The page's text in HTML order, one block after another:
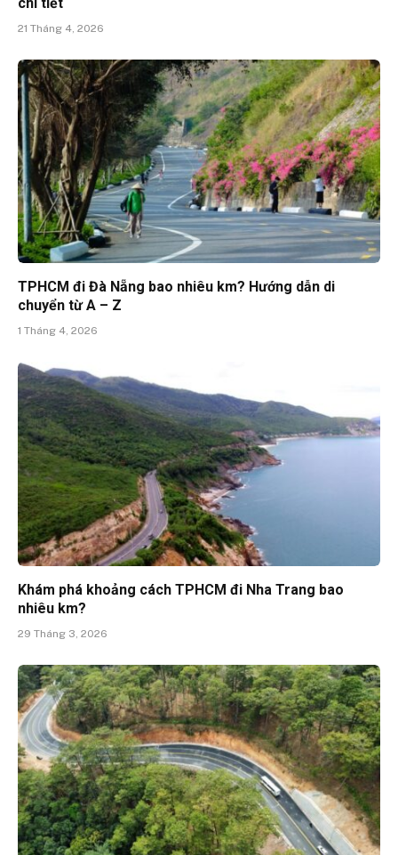
21 Tháng 4, 2026
TPHCM đi Đà Nẵng bao nhiêu km? Hướng dẫn di
chuyển từ A – Z
1 Tháng 4, 2026
Khám phá khoảng cách TPHCM đi Nha Trang bao
nhiêu km?
29 Tháng 3, 2026